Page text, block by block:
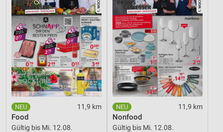
11,9 km
Food
Gültig bis Mi. 12.08.
11,9 km
Nonfood
Gültig bis Mi. 12.08.